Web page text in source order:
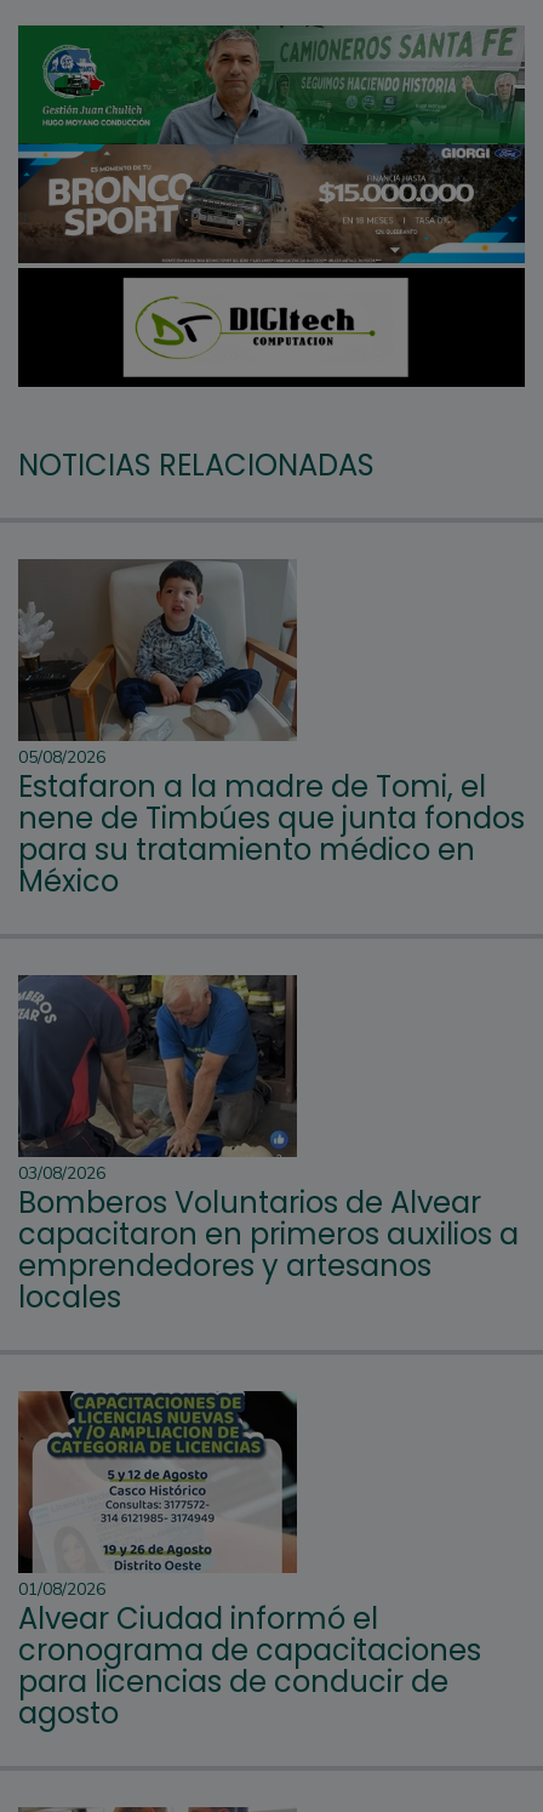
NOTICIAS RELACIONADAS
05/08/2026
Estafaron a la madre de Tomi, el
nene de Timbúes que junta fondos
para su tratamiento médico en
México
03/08/2026
Bomberos Voluntarios de Alvear
capacitaron en primeros auxilios a
emprendedores y artesanos
locales
01/08/2026
Alvear Ciudad informó el
cronograma de capacitaciones
para licencias de conducir de
agosto